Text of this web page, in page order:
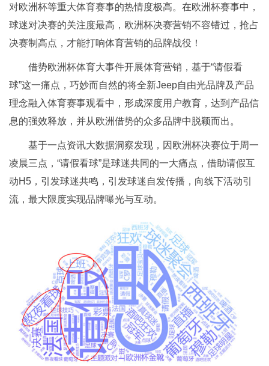
对欧洲杯等重大体育赛事的热情度极高。在欧洲杯赛事中，
球迷对决赛的关注度最高，欧洲杯决赛营销不容错过，抢占
决赛制高点，才能打响体育营销的品牌战役！
借势欧洲杯体育大事件开展体育营销，基于“请假看
球”这一痛点，巧妙而自然的将全新Jeep自由光品牌及产品
理念融入体育赛事观看中，形成深度用户教育，达到产品信
息的强效释放，并从欧洲借势的众多品牌中脱颖而出。
基于一点资讯大数据洞察发现，因欧洲杯决赛位于周一
凌晨三点，“请假看球”是球迷共同的一大痛点，借助请假互
动H5，引发球迷共鸣，引发球迷自发传播，向线下活动引
流，最大限度实现品牌曝光与互动。